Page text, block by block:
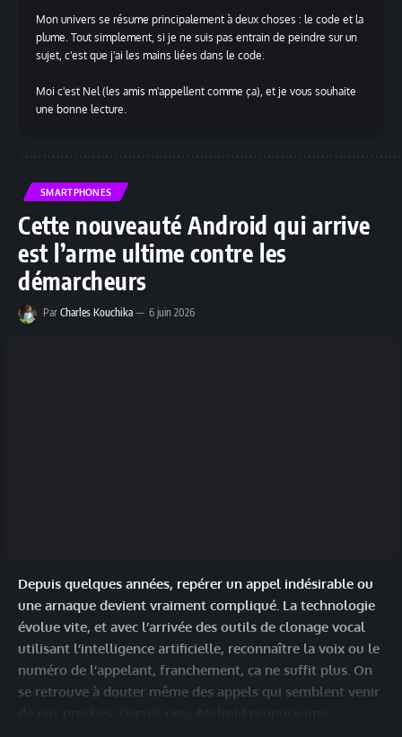
Mon univers se résume principalement à deux choses : le code et la
plume. Tout simplement, si je ne suis pas entrain de peindre sur un
sujet, c'est que j'ai les mains liées dans le code.
Moi c'est Nel (les amis m'appellent comme ça), et je vous souhaite
une bonne lecture.
SMARTPHONES
Cette nouveauté Android qui arrive
est l’arme ultime contre les
démarcheurs
Par Charles Kouchika 6 juin 2026
Depuis quelques années, repérer un appel indésirable ou
une arnaque devient vraiment compliqué. La technologie
évolue vite, et avec l’arrivée des outils de clonage vocal
utilisant l’intelligence artificielle, reconnaître la voix ou le
numéro de l’appelant, franchement, ça ne suffit plus. On
se retrouve à douter même des appels qui semblent venir